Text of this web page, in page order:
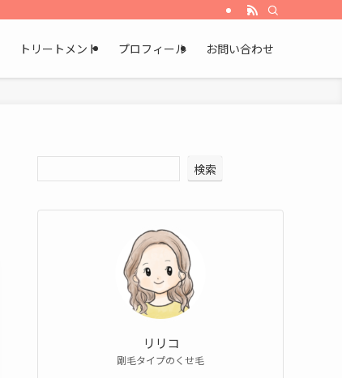
トリートメント プロフィール お問い合わせ
検索
リリコ
剛毛タイプのくせ毛